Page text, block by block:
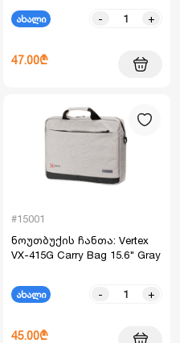
ახალი - +
47.00₾
#15001
ნოუთბუქის ჩანთა: Vertex
VX-415G Carry Bag 15.6" Gray
ახალი - +
45.00₾